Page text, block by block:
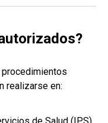
realizarse en: